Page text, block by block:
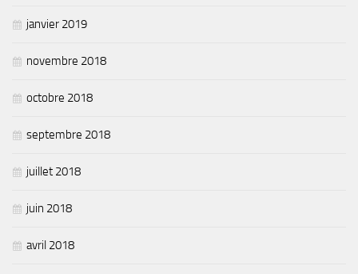
janvier 2019
novembre 2018
octobre 2018
septembre 2018
juillet 2018
juin 2018
avril 2018